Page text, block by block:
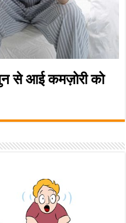
से आई कमज़ोरी को